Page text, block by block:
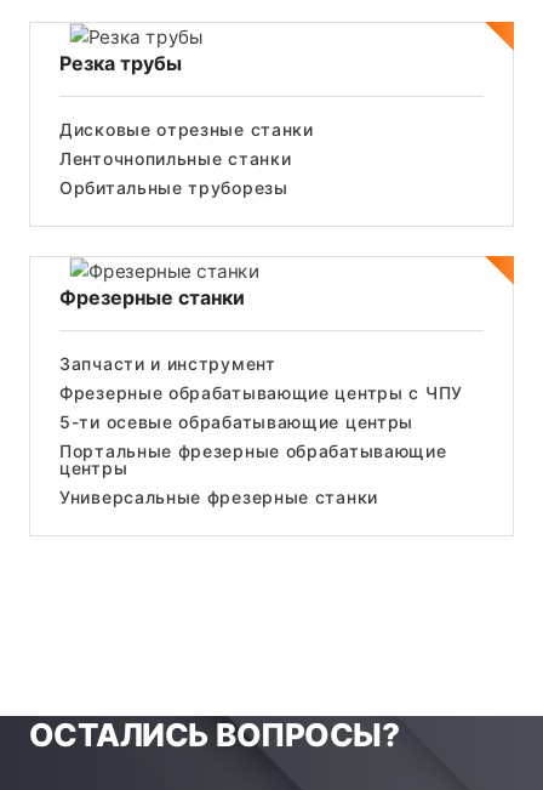
Резка трубы
Дисковые отрезные станки
Ленточнопильные станки
Орбитальные труборезы
Фрезерные станки
Запчасти и инструмент
Фрезерные обрабатывающие центры с ЧПУ
5-ти осевые обрабатывающие центры
Портальные фрезерные обрабатывающие
центры
Универсальные фрезерные станки
ОСТАЛИСЬ ВОПРОСЫ?